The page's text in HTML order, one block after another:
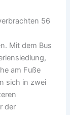
56
Mit dem Bus
am Fuße
sich in zwei
der